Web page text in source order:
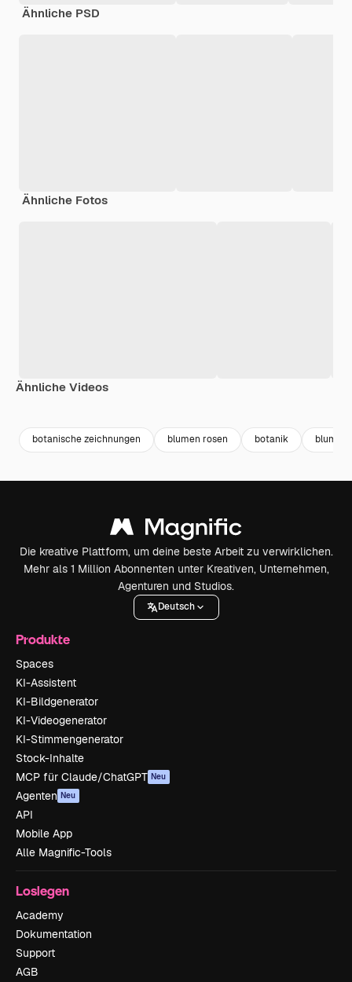
Ähnliche PSD
Ähnliche Fotos
Ähnliche Videos
botanische zeichnungen blumen rosen botanik blumen
Die kreative Plattform, um deine beste Arbeit zu verwirklichen.
Mehr als 1 Million Abonnenten unter Kreativen, Unternehmen,
Agenturen und Studios.
Deutsch
Produkte
Spaces
KI-Assistent
KI-Bildgenerator
KI-Videogenerator
KI-Stimmengenerator
Stock-Inhalte
MCP für Claude/ChatGPT Neu
Agenten Neu
API
Mobile App
Alle Magnific-Tools
Loslegen
Academy
Dokumentation
Support
AGB